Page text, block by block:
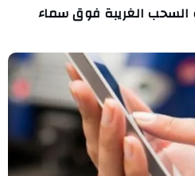
السحب الغريبة فوق سماء